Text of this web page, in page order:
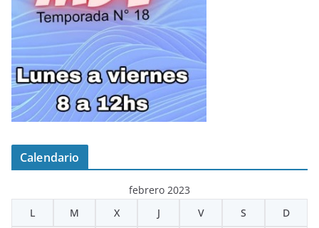
Calendario
febrero 2023
L
M X J V S D